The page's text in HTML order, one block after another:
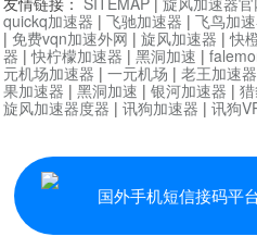
国外手机短信接码平
quickq加速器 | 飞驰加速器 | 飞鸟加
| 免费vqn加速外网 | 旋风加速器 |快
器 |快柠檬加速器 | 黑洞加速 |
元机场加速器 | 一元机场 | 老王加速器
果加速器 | 黑洞加速 | 银河加速器 |
旋风加速器度器 | 讯狗加速器 | 讯狗